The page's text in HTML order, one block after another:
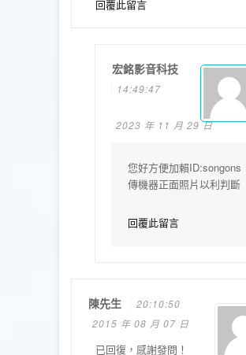
回覆此留言
宏銘影音科技
14:49:47
2023 年 11 月 29 日
您好方便加賴ID:songons
傳機器正面照片以利判斷
回覆此留言
陳先生
20:10:50
2015 年 08 月 07 日
已回復，感謝發問！